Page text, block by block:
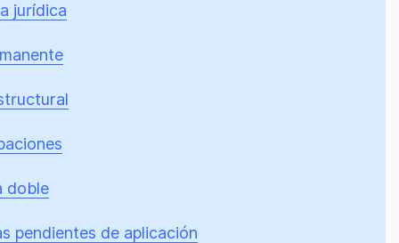
jurídica
doble
pendientes de aplicación